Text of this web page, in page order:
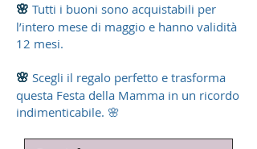
🌸 Tutti i buoni sono acquistabili per
l’intero mese di maggio e hanno validità
12 mesi.
🌸 Scegli il regalo perfetto e trasforma
questa Festa della Mamma in un ricordo
indimenticabile. 🌸